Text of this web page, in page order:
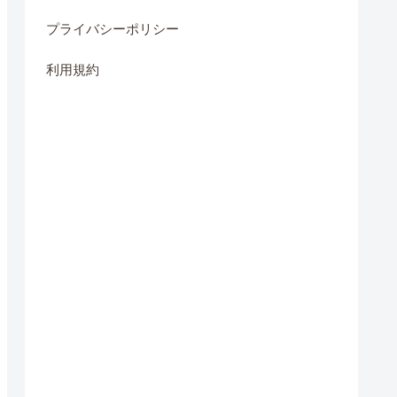
プライバシーポリシー
利用規約